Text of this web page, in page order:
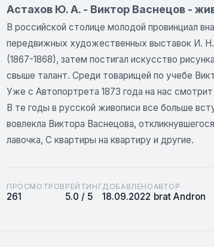
Астахов Ю. А. - Виктор Васнецов -
В российской столице молодой провинциал
передвижных художественных выставок И.
(1867-1868), затем постигал искусство
свыше талант. Среди товарищей по учебе
Уже с Автопортрета 1873 года на нас
В те годы в русской живописи все больше
вовлекла Виктора Васнецова,
лавочка, С квартиры на квартиру и другие.
ПРОСМОТРОВ
261
РЕЙТИНГ
5.0 / 5
ДОБАВЛЕНО
18.09.2022
АВТОР
brat Andron